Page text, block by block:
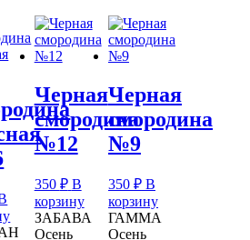
Черная
смородина
№12
350 ₽ В
корзину
ЗАБАВА
Осень
Черная
смородина
№9
350 ₽ В
корзину
ГАММА
Осень